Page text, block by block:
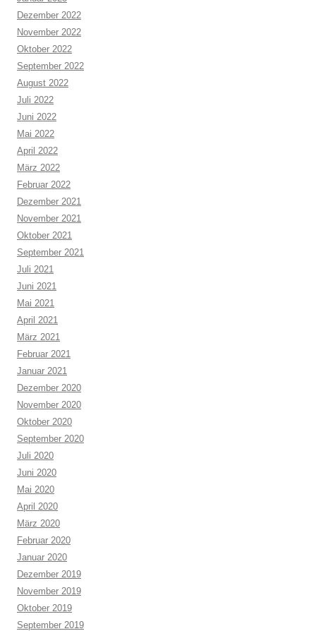
Dezember 2022
November 2022
Oktober 2022
September 2022
August 2022
Juli 2022
Juni 2022
Mai 2022
April 2022
März 2022
Februar 2022
Dezember 2021
November 2021
Oktober 2021
September 2021
Juli 2021
Juni 2021
Mai 2021
April 2021
März 2021
Februar 2021
Januar 2021
Dezember 2020
November 2020
Oktober 2020
September 2020
Juli 2020
Juni 2020
Mai 2020
April 2020
März 2020
Februar 2020
Januar 2020
Dezember 2019
November 2019
Oktober 2019
September 2019